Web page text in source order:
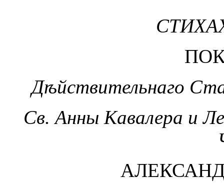
Дѣйствительнаго
Св. Анны Кавалера и